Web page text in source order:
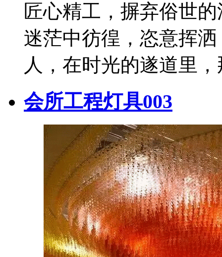
匠心精工，摒弃俗世
迷茫中彷徨，恣意挥
人，在时光的遂道里
会所工程灯具003